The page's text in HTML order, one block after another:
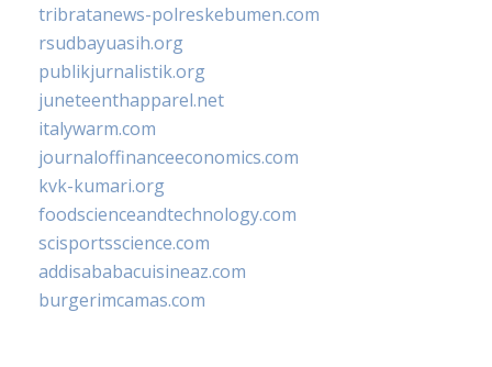
tribratanews-polreskebumen.com
rsudbayuasih.org
publikjurnalistik.org
juneteenthapparel.net
italywarm.com
journaloffinanceeconomics.com
kvk-kumari.org
foodscienceandtechnology.com
scisportsscience.com
addisababacuisineaz.com
burgerimcamas.com